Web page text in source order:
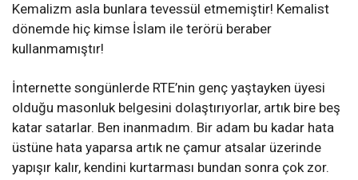
Kemalizm asla bunlara tevessül etmemiştir! Kemalist
dönemde hiç kimse İslam ile terörü beraber
kullanmamıştır!
İnternette songünlerde RTE’nin genç yaştayken üyesi
olduğu masonluk belgesini dolaştırıyorlar, artık bire beş
katar satarlar. Ben inanmadım. Bir adam bu kadar hata
üstüne hata yaparsa artık ne çamur atsalar üzerinde
yapışır kalır, kendini kurtarması bundan sonra çok zor.